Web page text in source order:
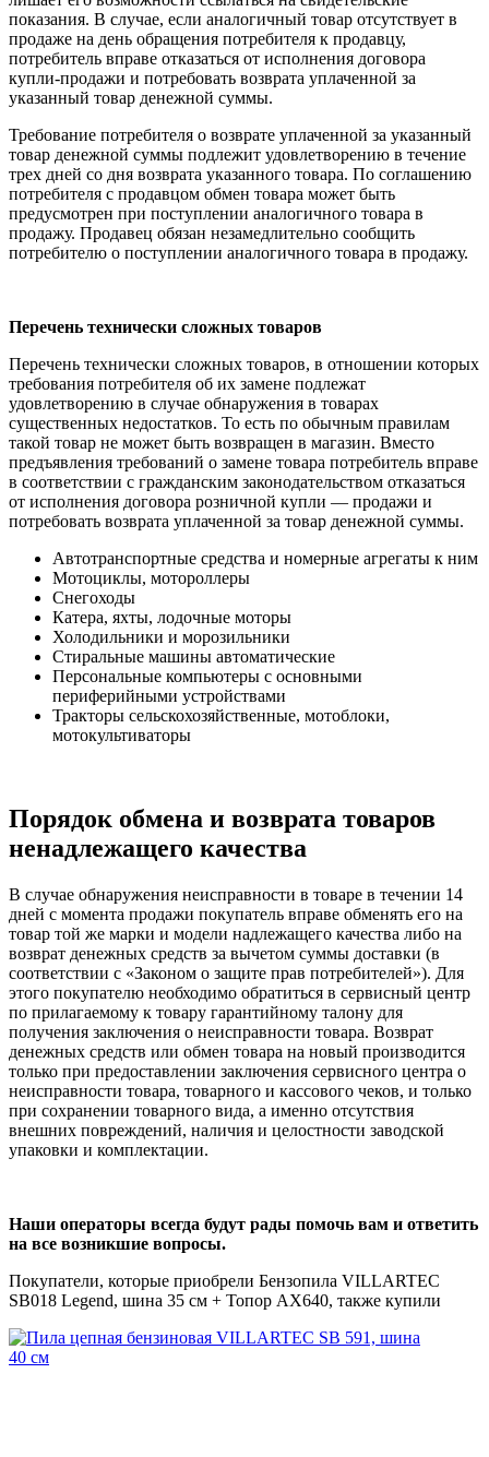
показания. В случае, если аналогичный товар отсутствует в
продаже на день обращения потребителя к продавцу,
потребитель вправе отказаться от исполнения договора
купли-продажи и потребовать возврата уплаченной за
указанный товар денежной суммы.
Требование потребителя о возврате уплаченной за указанный
товар денежной суммы подлежит удовлетворению в течение
трех дней со дня возврата указанного товара. По соглашению
потребителя с продавцом обмен товара может быть
предусмотрен при поступлении аналогичного товара в
продажу. Продавец обязан незамедлительно сообщить
потребителю о поступлении аналогичного товара в продажу.
Перечень технически сложных товаров
Перечень технически сложных товаров, в отношении которых
требования потребителя об их замене подлежат
удовлетворению в случае обнаружения в товарах
существенных недостатков. То есть по обычным правилам
такой товар не может быть возвращен в магазин. Вместо
предъявления требований о замене товара потребитель вправе
в соответствии с гражданским законодательством отказаться
от исполнения договора розничной купли — продажи и
потребовать возврата уплаченной за товар денежной суммы.
Автотранспортные средства и номерные агрегаты к ним
Мотоциклы, мотороллеры
Снегоходы
Катера, яхты, лодочные моторы
Холодильники и морозильники
Стиральные машины автоматические
Персональные компьютеры с основными
периферийными устройствами
Тракторы сельскохозяйственные, мотоблоки,
мотокультиваторы
Порядок обмена и возврата товаров
ненадлежащего качества
В случае обнаружения неисправности в товаре в течении 14
дней с момента продажи покупатель вправе обменять его на
товар той же марки и модели надлежащего качества либо на
возврат денежных средств за вычетом суммы доставки (в
соответствии с «Законом о защите прав потребителей»). Для
этого покупателю необходимо обратиться в сервисный центр
по прилагаемому к товару гарантийному талону для
получения заключения о неисправности товара. Возврат
денежных средств или обмен товара на новый производится
только при предоставлении заключения сервисного центра о
неисправности товара, товарного и кассового чеков, и только
при сохранении товарного вида, а именно отсутствия
внешних повреждений, наличия и целостности заводской
упаковки и комплектации.
Наши операторы всегда будут рады помочь вам и ответить
на все возникшие вопросы.
Покупатели, которые приобрели Бензопила VILLARTEC
SB018 Legend, шина 35 см + Топор AX640, также купили